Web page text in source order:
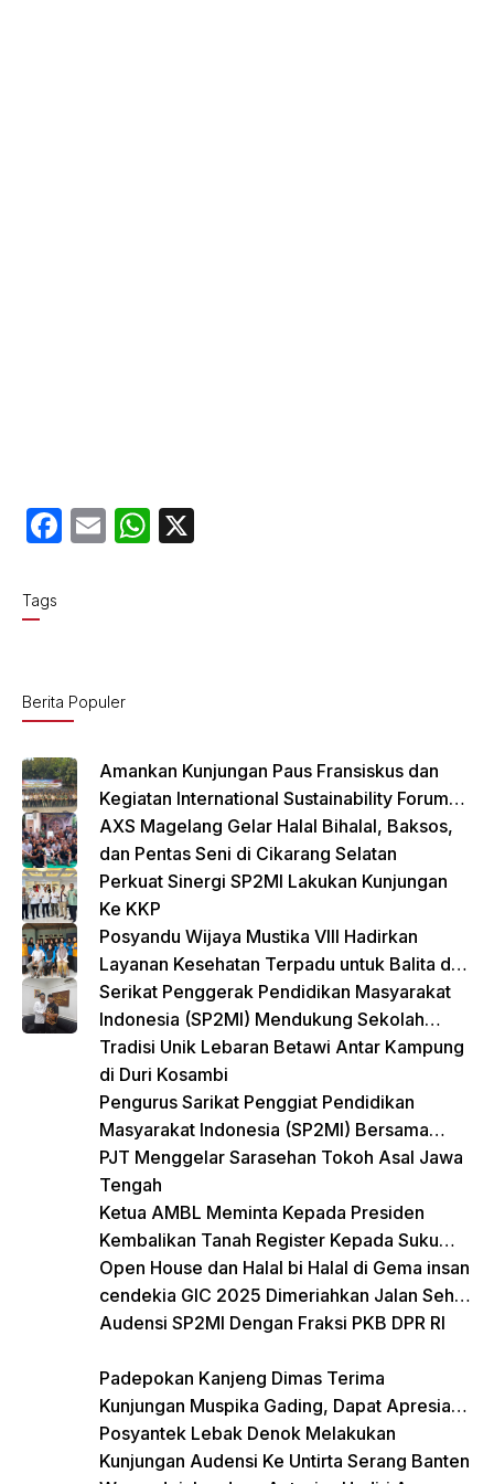
F
o
o
k
E
W
Tags
Berita Populer
Amankan Kunjungan Paus Fransiskus dan
Kegiatan International Sustainability Forum
(ISF) 2024 TNI-Polri Gelar Apel Pasukan
Gabungan
AXS Magelang Gelar Halal Bihalal, Baksos,
dan Pentas Seni di Cikarang Selatan
Perkuat Sinergi SP2MI Lakukan Kunjungan
Ke KKP
Posyandu Wijaya Mustika VIII Hadirkan
Layanan Kesehatan Terpadu untuk Balita dan
Lansia
Serikat Penggerak Pendidikan Masyarakat
Indonesia (SP2MI) Mendukung Sekolah
Rakyat yang Digagas oleh Kemensos
Tradisi Unik Lebaran Betawi Antar Kampung
di Duri Kosambi
Pengurus Sarikat Penggiat Pendidikan
Masyarakat Indonesia (SP2MI) Bersama
Nusadaya Akademik Kunjungi Kementerian
BP2MI
PJT Menggelar Sarasehan Tokoh Asal Jawa
Tengah
Ketua AMBL Meminta Kepada Presiden
Kembalikan Tanah Register Kepada Suku
Lampung
Open House dan Halal bi Halal di Gema insan
cendekia GIC 2025 Dimeriahkan Jalan Sehat
dan Bazar Kreatif
Audensi SP2MI Dengan Fraksi PKB DPR RI
Padepokan Kanjeng Dimas Terima
Kunjungan Muspika Gading, Dapat Apresiasi
atas Kontribusi Sosial dan Keagamaan
Posyantek Lebak Denok Melakukan
Kunjungan Audensi Ke Untirta Serang Banten